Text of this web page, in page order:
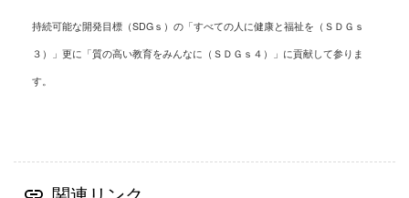
持続可能な開発目標（SDGｓ）の「すべての人に健康と福祉を（ＳＤＧｓ
３）」 更に「質の高い教育をみんなに（ＳＤＧｓ４）」に貢献して参りま
す。